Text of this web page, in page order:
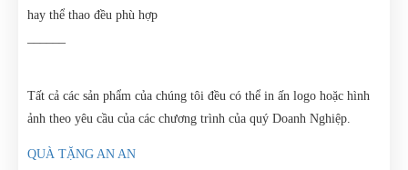
hay thể thao đều phù hợp
Tất cả các sản phẩm của chúng tôi đều có thể in ấn logo hoặc hình
ảnh theo yêu cầu của các chương trình của quý Doanh Nghiệp.
QUÀ TẶNG AN AN